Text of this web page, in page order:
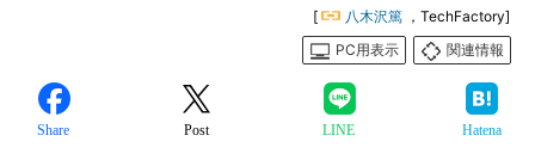
[ 八木沢篤 ，TechFactory]
PC用表示
関連情報
Share Post LINE Hatena